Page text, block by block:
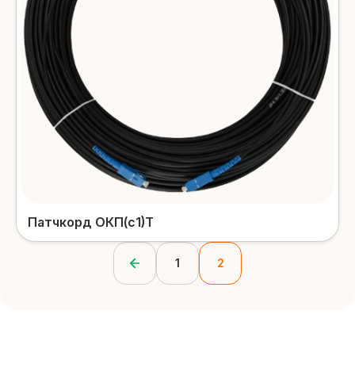
Патчкорд ОКП(с1)Т
1 2